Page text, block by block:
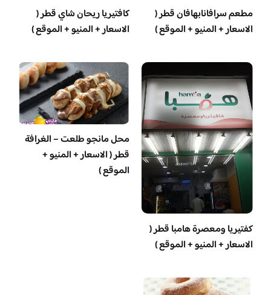
مطعم سرافانابهافان قطر (
الاسعار + المنيو + الموقع )
كافتيريا ريحان شاي قطر (
الاسعار + المنيو + الموقع )
‏كفتيريا ومعصرة هامبا قطر (
الاسعار + المنيو + الموقع )
محل مانجو طلعت – الغرافة
قطر ( الاسعار + المنيو +
الموقع )